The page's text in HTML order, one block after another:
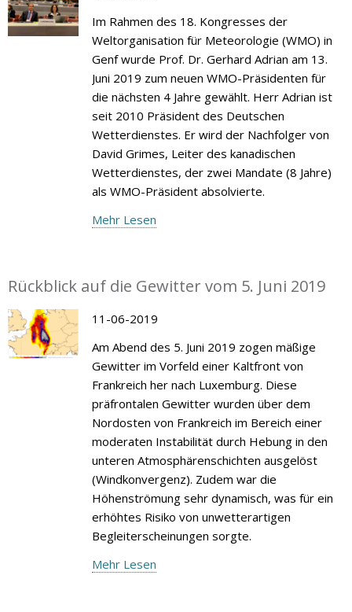
Im Rahmen des 18. Kongresses der
Weltorganisation für Meteorologie (WMO) in
Genf wurde Prof. Dr. Gerhard Adrian am 13.
Juni 2019 zum neuen WMO-Präsidenten für
die nächsten 4 Jahre gewählt. Herr Adrian ist
seit 2010 Präsident des Deutschen
Wetterdienstes. Er wird der Nachfolger von
David Grimes, Leiter des kanadischen
Wetterdienstes, der zwei Mandate (8 Jahre)
als WMO-Präsident absolvierte.
Mehr Lesen
Rückblick auf die Gewitter vom 5. Juni 2019
11-06-2019
Am Abend des 5. Juni 2019 zogen mäßige
Gewitter im Vorfeld einer Kaltfront von
Frankreich her nach Luxemburg. Diese
präfrontalen Gewitter wurden über dem
Nordosten von Frankreich im Bereich einer
moderaten Instabilität durch Hebung in den
unteren Atmosphärenschichten ausgelöst
(Windkonvergenz). Zudem war die
Höhenströmung sehr dynamisch, was für ein
erhöhtes Risiko von unwetterartigen
Begleiterscheinungen sorgte.
Mehr Lesen